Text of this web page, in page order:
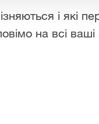
і які
на всі ваші